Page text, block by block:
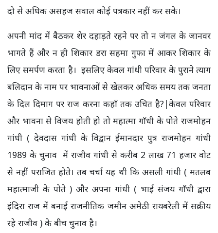
दो से अधिक असहज सवाल कोई पत्रकार नहीं कर सके।
अपनी मांद में बैठकर शेर दहाड़ते रहने पर तो न जंगल के जानवर
भागते हैं और न ही शिकार डरा सहमा गुफा में आकर शिकार के
लिए समर्पण करता है। इसलिए केवल गांधी परिवार के पुराने त्याग
बलिदान के नाम पर भावनाओं से खेलकर अधिक समय तक जनता
के दिल दिमाग पर राज करना कहाँ तक उचित है?|केवल परिवार
और भावना से विजय होती हो तो महात्मा गाँधी के पोते राजमोहन
गांधी ( देवदास गांधी के विद्वान ईमानदार पुत्र राजमोहन गांधी
1989 के चुनाव में राजीव गांधी से करीब 2 लाख 71 हजार वोट
से नहीं पराजित होते। तब चर्चा यह थी कि असली गांधी ( मतलब
महात्माजी के पोते ) और अपना गांधी ( भाई संजय गाँधी द्वारा
इंदिरा राज में बनाई राजनीतिक जमीन अमेठी रायबरेली में सक्रीय
रहे राजीव ) के बीच चुनाव है।